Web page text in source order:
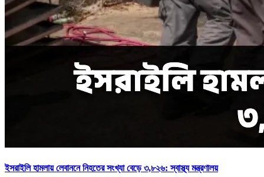
ইসরাইলি হামলায় লেবাননে নিহতের সংখ্যা বেড়ে ৩,৮২৬: স্বাস্থ্য মন্ত্রণালয়